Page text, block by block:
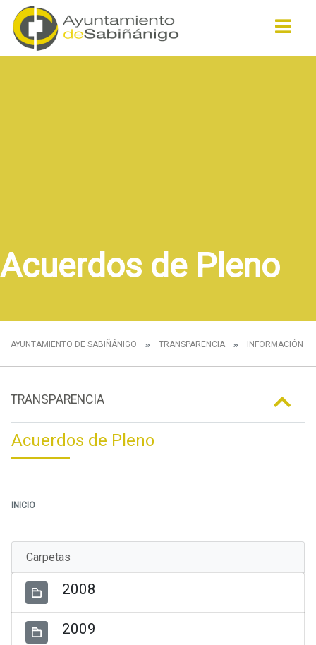
Acuerdos de Pleno
AYUNTAMIENTO DE SABIÑÁNIGO TRANSPARENCIA INFORMACIÓN
TRANSPARENCIA
Acuerdos de Pleno
INICIO
Carpetas
2008
2009